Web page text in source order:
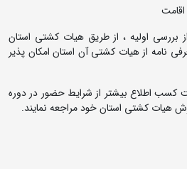
بررسی اولیه ، از طریق هیات کشتی استان
نامه از هیات کشتی آن استان امکان پذیر
کسب اطلاع بیشتر از شرایط حضور در دوره
هیات کشتی استان خود مراجعه نمایند.